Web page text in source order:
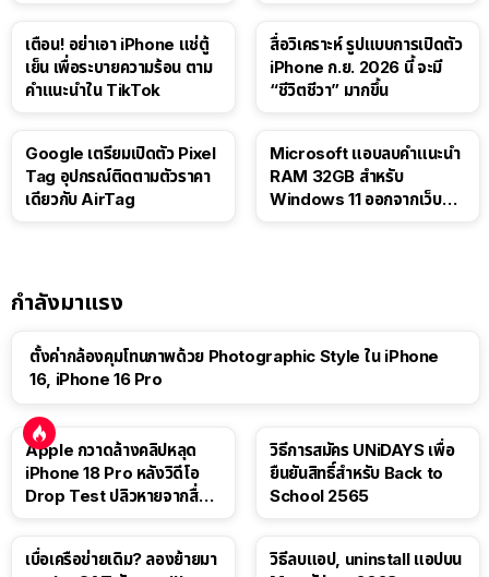
เตือน! อย่าเอา iPhone แช่ตู้
เย็น เพื่อระบายความร้อน ตาม
คำแนะนำใน TikTok
สื่อวิเคราะห์ รูปแบบการเปิดตัว
iPhone ก.ย. 2026 นี้ จะมี
“ชีวิตชีวา” มากขึ้น
Google เตรียมเปิดตัว Pixel
Tag อุปกรณ์ติดตามตัวราคา
เดียวกับ AirTag
Microsoft แอบลบคำแนะนำ
RAM 32GB สำหรับ
Windows 11 ออกจากเว็บตัว
กำลังมาแรง
ตั้งค่ากล้องคุมโทนภาพด้วย Photographic Style ใน iPhone
16, iPhone 16 Pro
Apple กวาดล้างคลิปหลุด
iPhone 18 Pro หลังวิดีโอ
Drop Test ปลิวหายจากสื่อ
วิธีการสมัคร UNiDAYS เพื่อ
ยืนยันสิทธิ์สำหรับ Back to
School 2565
เบื่อเครือข่ายเดิม? ลองย้ายมา
วิธีลบแอป, uninstall แอปบน